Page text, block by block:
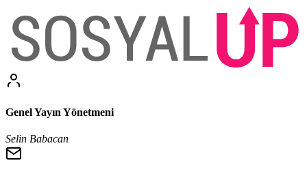
Genel Yayın Yönetmeni
Selin Babacan